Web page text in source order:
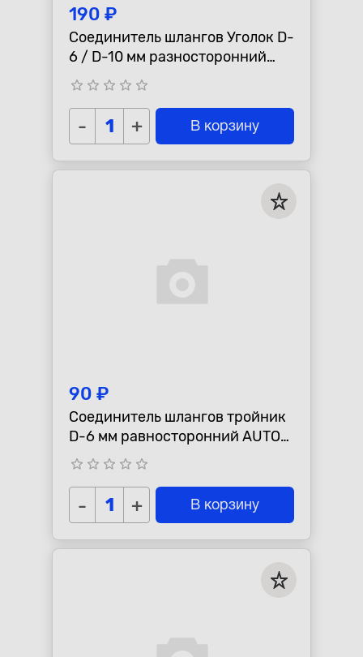
190 ₽
Соединитель шлангов Уголок D-
6 / D-10 мм разносторонний
AUTO-GUR WS610
star_border star_border star_border star_border star_border
- + В корзину
90 ₽
Соединитель шлангов тройник
D-6 мм равносторонний AUTO-
GUR TS6
star_border star_border star_border star_border star_border
- + В корзину